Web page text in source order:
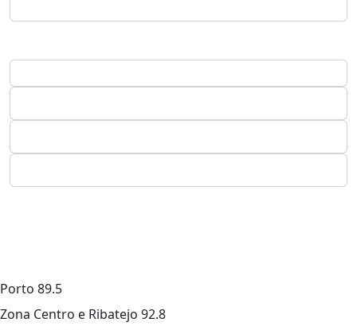
Porto 89.5
Zona Centro e Ribatejo 92.8